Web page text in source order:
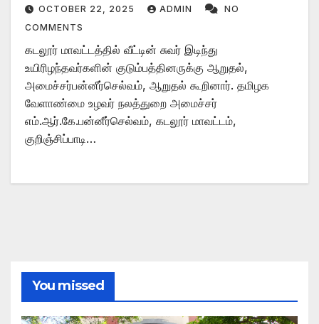
OCTOBER 22, 2025 ADMIN
NO
COMMENTS
கடலூர் மாவட்டத்தில் வீட்டின் சுவர் இடிந்து
உயிரிழந்தவர்களின் குடும்பத்தினருக்கு ஆறுதல்,
அமைச்சர்பன்னீர்செல்வம், ஆறுதல் கூறினார். தமிழக
வேளாண்மை உழவர் நலத்துறை அமைச்சர்
எம்.ஆர்.கே.பன்னீர்செல்வம், கடலூர் மாவட்டம்,
குறிஞ்சிப்பாடி…
You missed